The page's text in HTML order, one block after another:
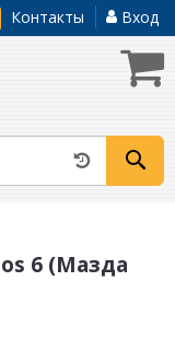
Контакты Вход
6 (Мазда